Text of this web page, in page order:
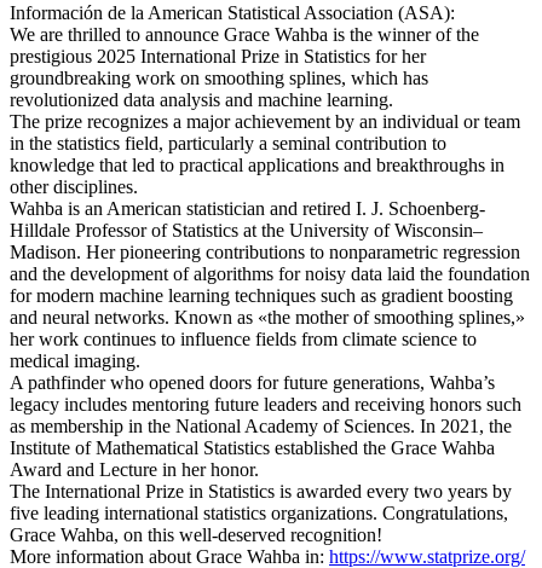
Información de la American Statistical Association (ASA):
We are thrilled to announce Grace Wahba is the winner of the
prestigious 2025 International Prize in Statistics for her
groundbreaking work on smoothing splines, which has
revolutionized data analysis and machine learning.
The prize recognizes a major achievement by an individual or team
in the statistics field, particularly a seminal contribution to
knowledge that led to practical applications and breakthroughs in
other disciplines.
Wahba is an American statistician and retired I. J. Schoenberg-
Hilldale Professor of Statistics at the University of Wisconsin–
Madison. Her pioneering contributions to nonparametric regression
and the development of algorithms for noisy data laid the foundation
for modern machine learning techniques such as gradient boosting
and neural networks. Known as «the mother of smoothing splines,»
her work continues to influence fields from climate science to
medical imaging.
A pathfinder who opened doors for future generations, Wahba’s
legacy includes mentoring future leaders and receiving honors such
as membership in the National Academy of Sciences. In 2021, the
Institute of Mathematical Statistics established the Grace Wahba
Award and Lecture in her honor.
The International Prize in Statistics is awarded every two years by
five leading international statistics organizations. Congratulations,
Grace Wahba, on this well-deserved recognition!
More information about Grace Wahba in: https://www.statprize.org/